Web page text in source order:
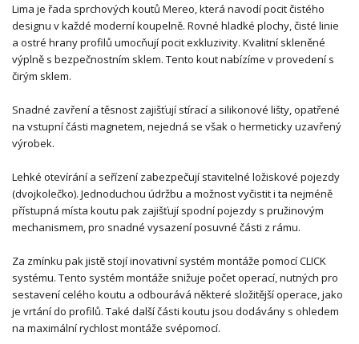
Lima je řada sprchových koutů Mereo, která navodí pocit čistého
designu v každé moderní koupelně. Rovné hladké plochy, čisté linie
a ostré hrany profilů umocňují pocit exkluzivity. Kvalitní skleněné
výplně s bezpečnostním sklem. Tento kout nabízíme v provedení s
čirým sklem.
Snadné zavření a těsnost zajišťují stírací a silikonové lišty, opatřené
na vstupní části magnetem, nejedná se však o hermeticky uzavřený
výrobek.
Lehké otevírání a seřízení zabezpečují stavitelné ložiskové pojezdy
(dvojkolečko). Jednoduchou údržbu a možnost vyčistit i ta nejméně
přístupná místa koutu pak zajišťují spodní pojezdy s pružinovým
mechanismem, pro snadné vysazení posuvné části z rámu.
Za zmínku pak jistě stojí inovativní systém montáže pomocí CLICK
systému. Tento systém montáže snižuje počet operací, nutných pro
sestavení celého koutu a odbourává některé složitější operace, jako
je vrtání do profilů. Také další části koutu jsou dodávány s ohledem
na maximální rychlost montáže svépomocí.